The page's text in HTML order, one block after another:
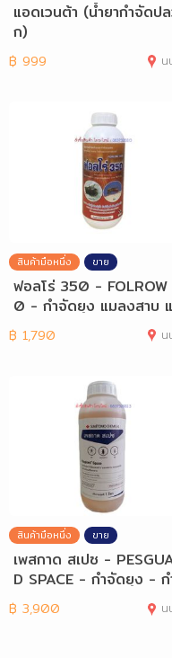
แอดเวนต้า (น้ำยากำจัดป
ก)
฿ 999 น
สินค้ามือหนึ่ง ขาย
ฟอลโร่ 350 - FOLROW
0 - กำจัดยุง แมลงสาบ
งวัน แมลงฯ
฿ 1,790 น
สินค้ามือหนึ่ง ขาย
เพสกาด สเปซ -
D SPACE - กำจัดยุง -
ดมดและแมลงสาบ
฿ 3,900 น